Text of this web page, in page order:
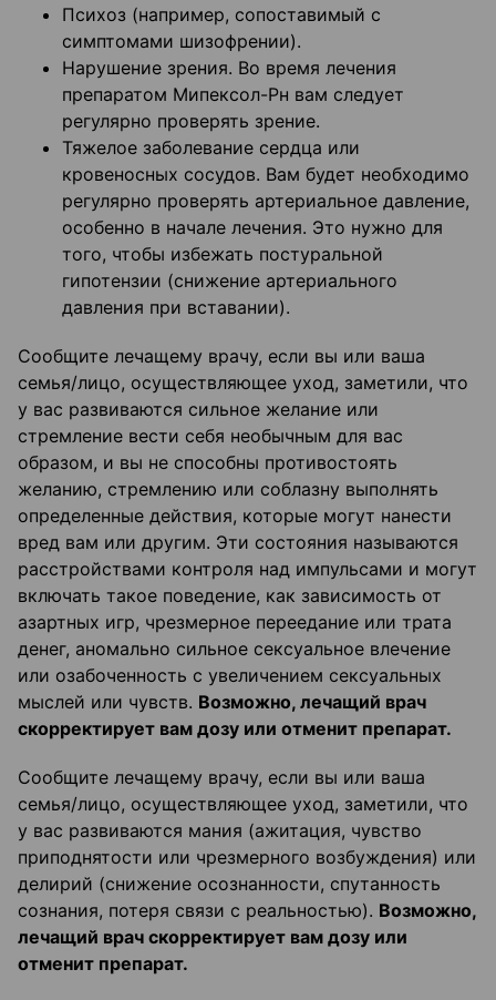
Психоз (например, сопоставимый с
симптомами шизофрении).
Нарушение зрения. Во время лечения
препаратом Мипексол-Рн вам следует
регулярно проверять зрение.
Тяжелое заболевание сердца или
кровеносных сосудов. Вам будет необходимо
регулярно проверять артериальное давление,
особенно в начале лечения. Это нужно для
того, чтобы избежать постуральной
гипотензии (снижение артериального
давления при вставании).
Сообщите лечащему врачу, если вы или ваша
семья/лицо, осуществляющее уход, заметили, что
у вас развиваются сильное желание или
стремление вести себя необычным для вас
образом, и вы не способны противостоять
желанию, стремлению или соблазну выполнять
определенные действия, которые могут нанести
вред вам или другим. Эти состояния называются
расстройствами контроля над импульсами и могут
включать такое поведение, как зависимость от
азартных игр, чрезмерное переедание или трата
денег, аномально сильное сексуальное влечение
или озабоченность с увеличением сексуальных
мыслей или чувств. Возможно, лечащий врач
скорректирует вам дозу или отменит препарат.
Сообщите лечащему врачу, если вы или ваша
семья/лицо, осуществляющее уход, заметили, что
у вас развиваются мания (ажитация, чувство
приподнятости или чрезмерного возбуждения) или
делирий (снижение осознанности, спутанность
сознания, потеря связи с реальностью). Возможно,
лечащий врач скорректирует вам дозу или
отменит препарат.